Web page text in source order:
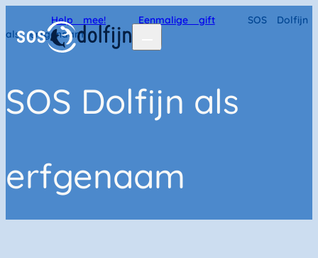
Help mee! Eenmalige gift
SOS Dolfijn
als erfgenaam
SOS Dolfijn als
erfgenaam